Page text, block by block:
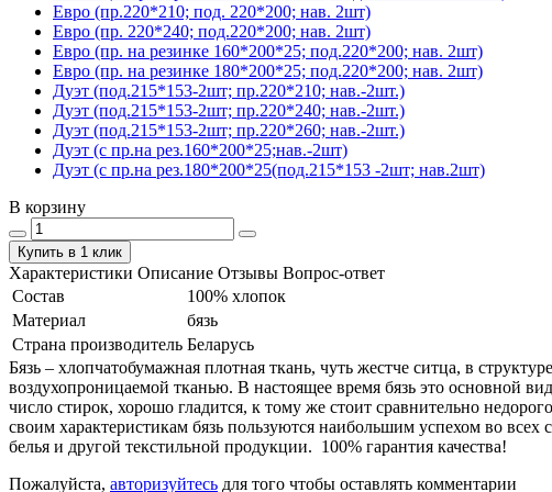
Евро (пр.220*210; под. 220*200; нав. 2шт)
Евро (пр. 220*240; под.220*200; нав. 2шт)
Евро (пр. на резинке 160*200*25; под.220*200; нав. 2шт)
Евро (пр. на резинке 180*200*25; под.220*200; нав. 2шт)
Дуэт (под.215*153-2шт; пр.220*210; нав.-2шт.)
Дуэт (под.215*153-2шт; пр.220*240; нав.-2шт.)
Дуэт (под.215*153-2шт; пр.220*260; нав.-2шт.)
Дуэт (с пр.на рез.160*200*25;нав.-2шт)
Дуэт (с пр.на рез.180*200*25(под.215*153 -2шт; нав.2шт)
В корзину
Купить в 1 клик
Характеристики Описание Отзывы Вопрос-ответ
Состав
100% хлопок
Материал
бязь
Страна производитель Беларусь
Бязь – хлопчатобумажная плотная ткань, чуть жестче ситца, в
воздухопроницаемой тканью. В настоящее время бязь это основной
число стирок, хорошо гладится, к тому же стоит сравнительно
своим характеристикам бязь пользуются наибольшим успехом во
белья и другой текстильной продукции. 100% гарантия качества!
Пожалуйста, авторизуйтесь для того чтобы оставлять комментарии